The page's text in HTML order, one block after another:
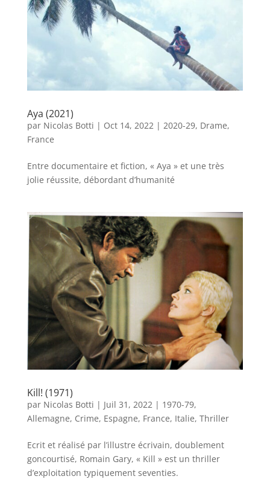
Aya (2021)
par Nicolas Botti | Oct 14, 2022 | 2020-29, Drame,
France
Entre documentaire et fiction, « Aya » et une très
jolie réussite, débordant d’humanité
Kill! (1971)
par Nicolas Botti | Juil 31, 2022| 1970-79,
Allemagne, Crime, Espagne, France, Italie, Thriller
Ecrit et réalisé par l’illustre écrivain, doublement
goncourtisé, Romain Gary, « Kill » est un thriller
d’exploitation typiquement seventies.